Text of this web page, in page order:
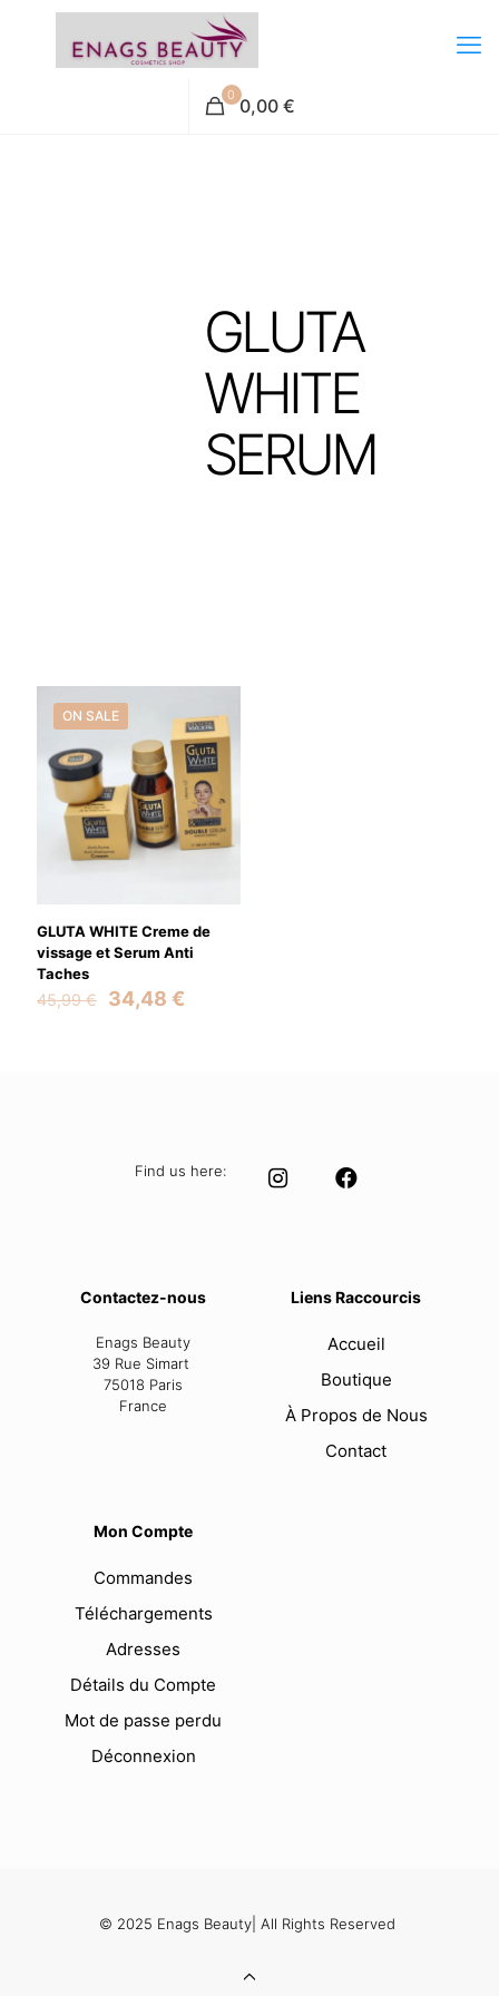
0 0,00 €
GLUTA
WHITE
SERUM
ON SALE
GLUTA WHITE Creme de
vissage et Serum Anti
Taches
45,99€
Original
34,48 €
Find us here:
Contactez-nous
Enags Beauty
39 Rue Simart
75018 Paris
France
Liens Raccourcis
Accueil
Boutique
À Propos de Nous
Contact
Mon Compte
Commandes
Téléchargements
Adresses
Détails du Compte
Mot de passe perdu
Déconnexion
© 2025 Enags Beauty| All Rights Reserved